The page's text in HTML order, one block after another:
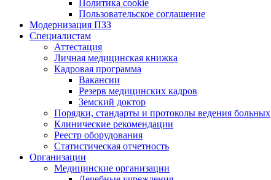
Политика cookie
Пользовательское соглашение
Модернизация ПЗЗ
Специалистам
Аттестация
Личная медицинская книжка
Кадровая программа
Вакансии
Резерв медицинских кадров
Земский доктор
Порядки, стандарты и протоколы ведения больных
Клинические рекомендации
Реестр оборудования
Статистическая отчетность
Организации
Медицинские организации